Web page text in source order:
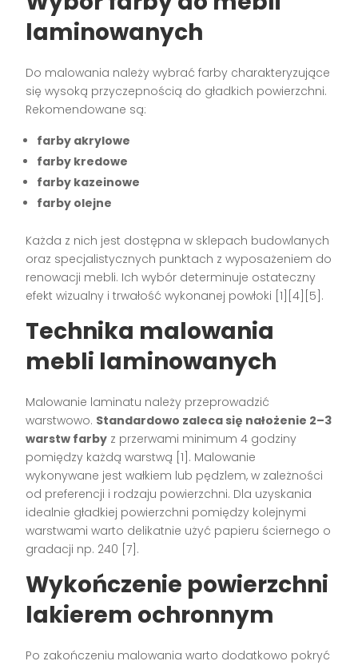
laminowanych
Do malowania należy wybrać farby charakteryzujące
się wysoką przyczepnością do gładkich powierzchni.
Rekomendowane są:
farby akrylowe
farby kredowe
farby kazeinowe
farby olejne
Każda z nich jest dostępna w sklepach budowlanych
oraz specjalistycznych punktach z wyposażeniem do
renowacji mebli. Ich wybór determinuje ostateczny
efekt wizualny i trwałość wykonanej powłoki [1][4][5] .
Technika malowania
mebli laminowanych
Malowanie laminatu należy przeprowadzić
warstwowo. Standardowo zaleca się nałożenie 2–3
warstw farby z przerwami minimum 4 godziny
pomiędzy każdą warstwą [1] . Malowanie
wykonywane jest wałkiem lub pędzlem, w zależności
od preferencji i rodzaju powierzchni. Dla uzyskania
idealnie gładkiej powierzchni pomiędzy kolejnymi
warstwami warto delikatnie użyć papieru ściernego o
gradacji np. 240 [7] .
Wykończenie powierzchni
lakierem ochronnym
Po zakończeniu malowania warto dodatkowo pokryć